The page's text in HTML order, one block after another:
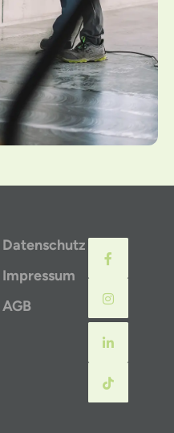
Datenschutz
Impressum
AGB